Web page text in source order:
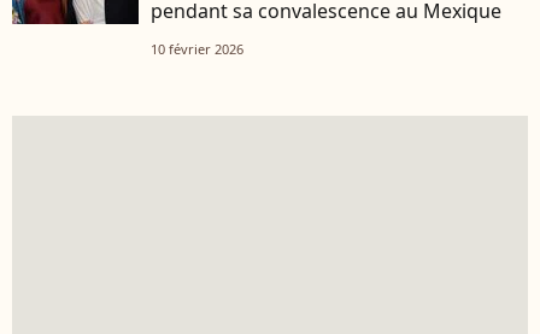
pendant sa convalescence au Mexique
10 février 2026